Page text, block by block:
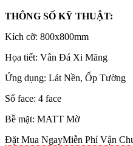
THÔNG SỐ KỸ THUẬT:
Kích cỡ: 800x800mm
Họa tiết: Vân Đá Xi Măng
Ứng dụng: Lát Nền, Ốp Tường
Số face: 4 face
Bề mặt: MATT Mờ
Đặt Mua NgayMiễn Phí Vận